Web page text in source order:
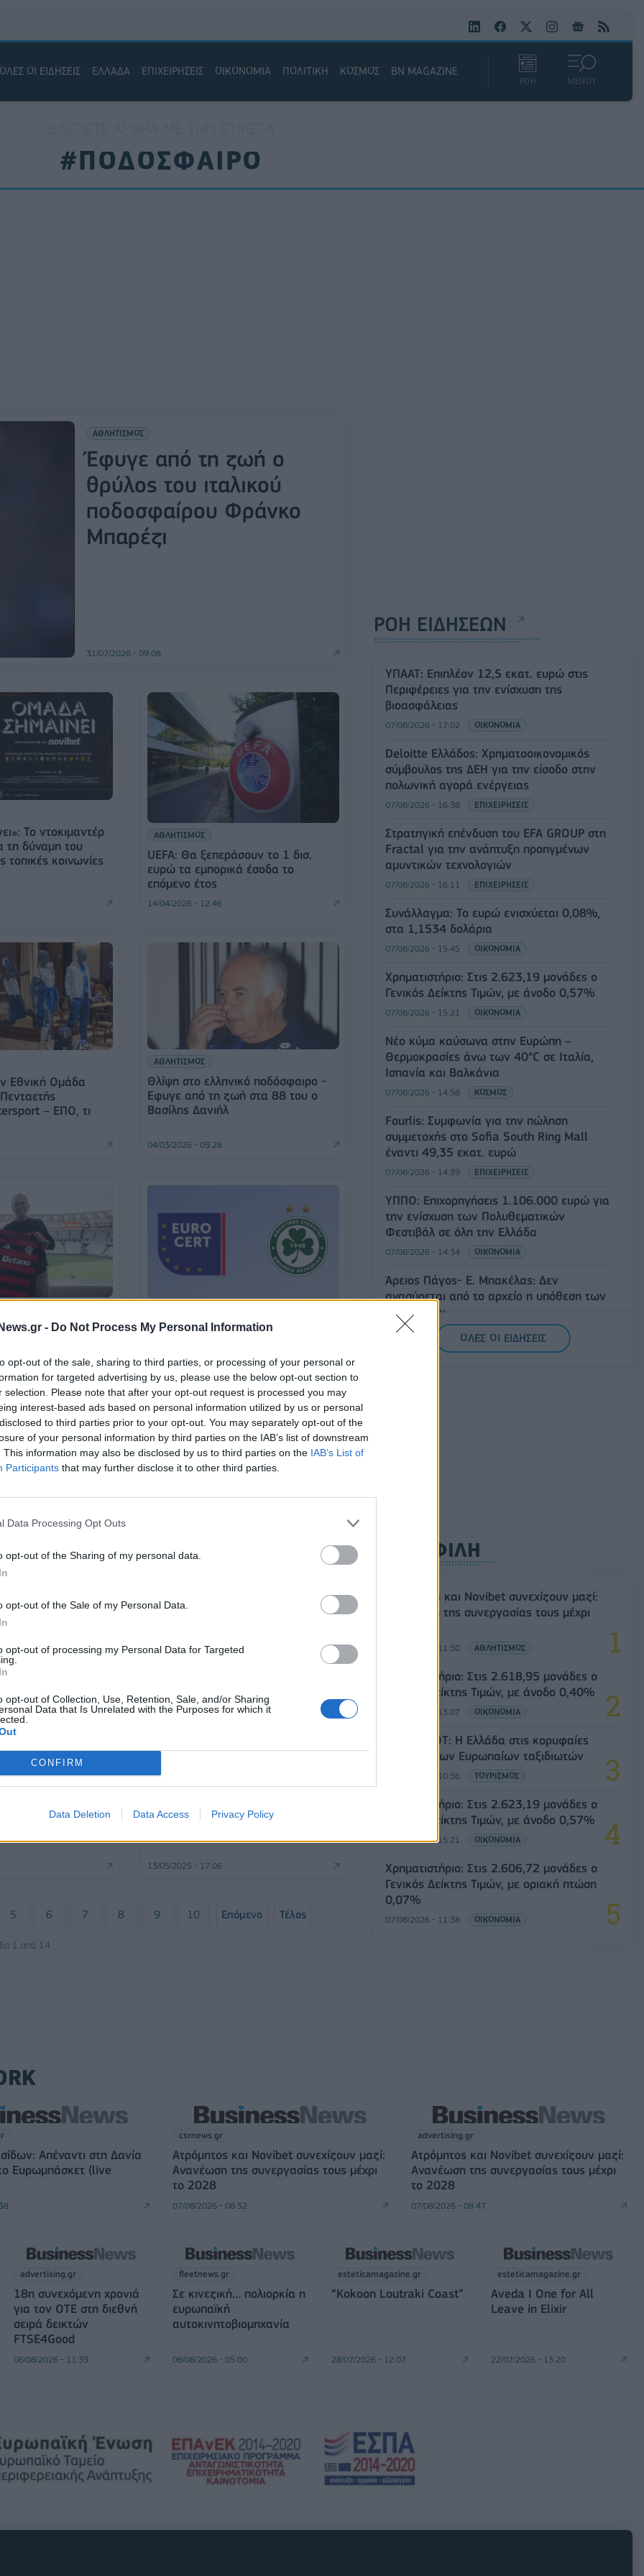
- Do Not Process My Personal Information
opt-out of the sale, sharing to third parties, or processing of your personal or
for targeted advertising by us, please use the below opt-out section to
selection. Please note that after your opt-out request is processed you may
interest-based ads based on personal information utilized by us or personal
to third parties prior to your opt-out. You may separately opt-out of the
of your personal information by third parties on the IAB’s list of downstream
This information may also be disclosed by us to third parties on the IAB’s List of
Participants that may further disclose it to other third parties.
Data Processing Opt Outs
opt-out of the Sharing of my personal data.
opt-out of the Sale of my Personal Data.
opt-out of processing my Personal Data for Targeted
opt-out of Collection, Use, Retention, Sale, and/or Sharing
Data that Is Unrelated with the Purposes for which it
CONFIRM
Data Deletion Data Access Privacy Policy
ΟΛΕΣ ΟΙ ΕΙΔΗΣΕΙΣ ΕΛΛΑΔΑ ΕΠΙΧΕΙΡΗΣΕΙΣ ΟΙΚΟΝΟΜΙΑ ΠΟΛΙΤΙΚΗ ΚΟΣΜΟΣ BN MAGAZINE
ΡΟΗ ΜΕΝΟΥ
#ΠΟΔΟΣΦΑΙΡΟ
ΑΘΛΗΤΙΣΜΟΣ
Έφυγε από τη ζωή ο
θρύλος του ιταλικού
ποδοσφαίρου Φράνκο
Μπαρέζι
31/07/2026 - 09:08
Το ντοκιμαντέρ
τη δύναμη του
τοπικές κοινωνίες
ΑΘΛΗΤΙΣΜΟΣ
UEFA: Θα ξεπεράσουν το 1 δισ.
ευρώ τα εμπορικά έσοδα το
επόμενο έτος
14/04/2026 - 12:46
Εθνική Ομάδα
– ΕΠΟ, τι
ΑΘΛΗΤΙΣΜΟΣ
Θλίψη στο ελληνικό ποδόσφαιρο -
Εφυγε από τη ζωή στα 88 του ο
Βασίλης Δανιήλ
04/03/2026 - 09:28
«ντύνει» τη
στo
Η Eurocert πιστοποίησε την
14/07/2025 - 13:19
8% στα έσοδα της
WHISPERER
συνδύασαν
Hisense: Επίσημος συνεργάτης του
13/05/2025 - 17:06
5 6 7 8 9 10 Επόμενο Τέλος
1 από 14
ΡΟΗ ΕΙΔΗΣΕΩΝ
ΥΠΑΑΤ: Επιπλέον 12,5 εκατ. ευρώ στις
Περιφέρειες για την ενίσχυση της
βιοασφάλειας
07/08/2026 - 17:02 ΟΙΚΟΝΟΜΙΑ
Deloitte Ελλάδος: Χρηματοοικονομικός
σύμβουλος της ΔΕΗ για την είσοδο στην
πολωνική αγορά ενέργειας
07/08/2026 - 16:38 ΕΠΙΧΕΙΡΗΣΕΙΣ
Στρατηγική επένδυση του EFA GROUP στη
Fractal για την ανάπτυξη προηγμένων
αμυντικών τεχνολογιών
07/08/2026 - 16:11 ΕΠΙΧΕΙΡΗΣΕΙΣ
Συνάλλαγμα: Το ευρώ ενισχύεται 0,08%,
στα 1,1534 δολάρια
07/08/2026 - 15:45 ΟΙΚΟΝΟΜΙΑ
Χρηματιστήριο: Στις 2.623,19 μονάδες ο
Γενικός Δείκτης Τιμών, με άνοδο 0,57%
07/08/2026 - 15:21 ΟΙΚΟΝΟΜΙΑ
Νέο κύμα καύσωνα στην Ευρώπη –
Θερμοκρασίες άνω των 40°C σε Ιταλία,
Ισπανία και Βαλκάνια
07/08/2026 - 14:58 ΚΟΣΜΟΣ
Fourlis: Συμφωνία για την πώληση
συμμετοχής στο Sofia South Ring Mall
έναντι 49,35 εκατ. ευρώ
07/08/2026 - 14:39 ΕΠΙΧΕΙΡΗΣΕΙΣ
ΥΠΠΟ: Επιχορηγήσεις 1.106.000 ευρώ για
την ενίσχυση των Πολυθεματικών
Φεστιβάλ σε όλη την Ελλάδα
07/08/2026 - 14:34 ΟΙΚΟΝΟΜΙΑ
Άρειος Πάγος- Ε. Μπακέλας: Δεν
ανασύρεται από το αρχείο η υπόθεση των
υποκλοπών
07/08/2026 - 14:11 ΕΛΛΑΔΑ
ΟΛΕΣ ΟΙ ΕΙΔΗΣΕΙΣ
ΔΗΜΟΦΙΛΗ
Ατρόμητος και Novibet συνεχίζουν μαζί:
Ανανέωση της συνεργασίας τους μέχρι
07/08/2026 - 11:50 ΑΘΛΗΤΙΣΜΟΣ
Χρηματιστήριο: Στις 2.618,95 μονάδες ο
Γενικός Δείκτης Τιμών, με άνοδο 0,40%
07/08/2026 - 13:07 ΟΙΚΟΝΟΜΙΑ
Έρευνα ΕΟΤ: Η Ελλάδα στις κορυφαίες
επιλογές των Ευρωπαίων ταξιδιωτών
07/08/2026 - 10:56 ΤΟΥΡΙΣΜΟΣ
Χρηματιστήριο: Στις 2.623,19 μονάδες ο
Γενικός Δείκτης Τιμών, με άνοδο 0,57%
07/08/2026 - 15:21 ΟΙΚΟΝΟΜΙΑ
Χρηματιστήριο: Στις 2.606,72 μονάδες ο
Γενικός Δείκτης Τιμών, με οριακή πτώση
0,07%
07/08/2026 - 11:38 ΟΙΚΟΝΟΜΙΑ
Απέναντι στη Δανία
Ευρωμπάσκετ (live
csrnews.gr
Ατρόμητος και Novibet συνεχίζουν μαζί:
Ανανέωση της συνεργασίας τους μέχρι
το 2028
07/08/2026 - 08:52
advertising.gr
Ατρόμητος και Novibet συνεχίζουν μαζί:
Ανανέωση της συνεργασίας τους μέχρι
το 2028
07/08/2026 - 08:47
advertising.gr
18η συνεχόμενη χρονιά
για τον ΟΤΕ στη διεθνή
σειρά δεικτών
FTSE4Good
06/08/2026 - 11:39
fleetnews.gr
Σε κινεζική… πολιορκία η
ευρωπαϊκή
αυτοκινητοβιομηχανία
06/08/2026 - 05:00
esteticamagazine.gr
“Kokoon Loutraki Coast”
28/07/2026 - 12:07
esteticamagazine.gr
Aveda I One for All
Leave in Elixir
22/07/2026 - 13:20